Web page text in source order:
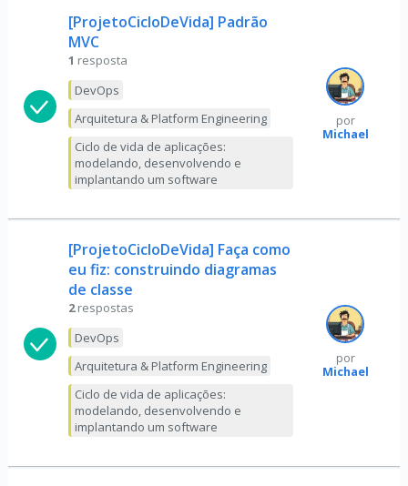
[ProjetoCicloDeVida] Padrão
MVC
1 resposta
DevOps
Arquitetura & Platform Engineering
Ciclo de vida de aplicações:
modelando, desenvolvendo e
implantando um software
por
Michael
[ProjetoCicloDeVida] Faça como
eu fiz: construindo diagramas
de classe
2 respostas
DevOps
Arquitetura & Platform Engineering
Ciclo de vida de aplicações:
modelando, desenvolvendo e
implantando um software
por
Michael